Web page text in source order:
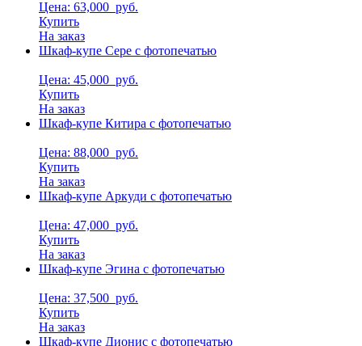
Цена: 63,000 руб.
Купить
На заказ
Шкаф-купе Сере с фотопечатью
Цена: 45,000 руб.
Купить
На заказ
Шкаф-купе Китира с фотопечатью
Цена: 88,000 руб.
Купить
На заказ
Шкаф-купе Аркуди с фотопечатью
Цена: 47,000 руб.
Купить
На заказ
Шкаф-купе Эгина с фотопечатью
Цена: 37,500 руб.
Купить
На заказ
Шкаф-купе Дионис с фотопечатью